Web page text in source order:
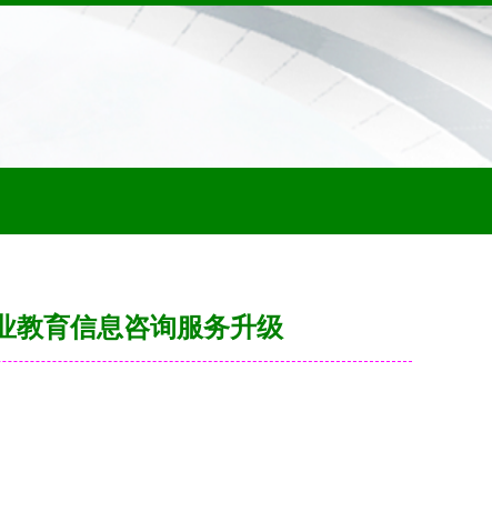
教育信息咨询服务升级